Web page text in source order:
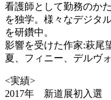
看護師として勤務のか
を独学。様々なデジタ
を研鑽中。
影響を受けた作家:萩尾
夏、フィニー、デルヴ
<実績>
2017年 新道展初入選